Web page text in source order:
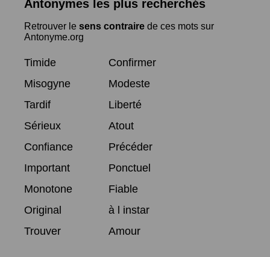
Antonymes les plus recherchés
Retrouver le sens contraire de ces mots sur
Antonyme.org
Timide
Confirmer
Misogyne
Modeste
Tardif
Liberté
Sérieux
Atout
Confiance
Précéder
Important
Ponctuel
Monotone
Fiable
Original
à l instar
Trouver
Amour